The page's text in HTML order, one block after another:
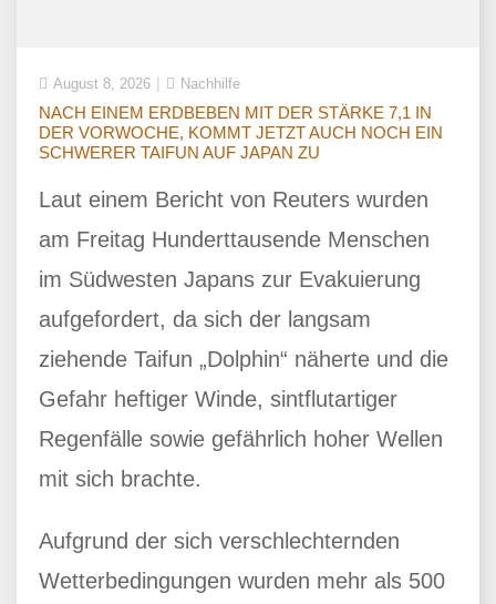
August 8, 2026 Nachhilfe
NACH EINEM ERDBEBEN MIT DER STÄRKE 7,1 IN
DER VORWOCHE, KOMMT JETZT AUCH NOCH EIN
SCHWERER TAIFUN AUF JAPAN ZU
Laut einem Bericht von Reuters wurden
am Freitag Hunderttausende Menschen
im Südwesten Japans zur Evakuierung
aufgefordert, da sich der langsam
ziehende Taifun „Dolphin“ näherte und die
Gefahr heftiger Winde, sintflutartiger
Regenfälle sowie gefährlich hoher Wellen
mit sich brachte.
Aufgrund der sich verschlechternden
Wetterbedingungen wurden mehr als 500